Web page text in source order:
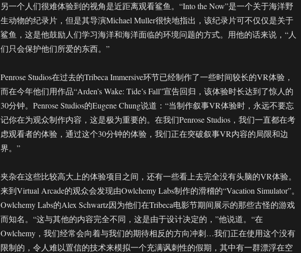
另一个人们很难体验到的视角是近距离观看鲨鱼。“Into the Now”是一个关于海洋野
生动物的纪录片，但是其导演Michael Muller很快地指出，该纪录片可不仅仅是关于
鲨鱼，这是他鼓励人们学习海洋和海洋面临的环境问题的方式。用他的话来说，“人
们只会保护他们所爱的东西。”
Penrose Studios在过去的Tribeca Immersive环节已经制作了一些时间较长的VR体验，
而在今年他们用作品“Arden’s Wake: Tide’s Fall”宣告回归，该体验时长达到了惊人的
30分钟。Penrose Studios的Eugene Chung说道：“当制作叙事VR体验时，永远不要忘
记你在为观众制作内容，这是极为重要的。在我们Penrose Studios，我们一直都在考
虑观看者的体验，通过这个30分钟的体验，我们正在突破叙事VR内容的局限和边
界。”
夹杂在这些比较高大上的体验项目之间，还有一些看上去完全没有头脑的VR体验。
来到Virtual Arcade的观众会发现由Owlchemy Labs制作的滑稽的“Vacation Simulator”。
Owlchemy Labs的Alex Schwartz因为他们在Tribeca电影节期间展示的那些古怪的游戏
而知名。“这与其他的内容完全不同，这是由于设计决定的，”他说道。“在
Owlchemy，我们经常会向着与我们的期待相反的方向冲刺…我们正在使用这个没有
限制的，令人难以置信的技术来模拟一个充满讽刺性的假期，其中有一群漂浮在空